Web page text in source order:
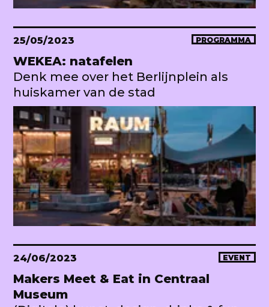
25/05/2023 PROGRAMMA
WEKEA: natafelen
Denk mee over het Berlijnplein als
huiskamer van de stad
24/06/2023 EVENT
Makers Meet & Eat in Centraal
Museum